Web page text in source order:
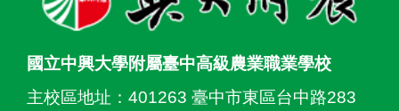
國立中興大學附屬臺中高級農業職業學校
主校區地址： 401263 臺中市東區台中路283